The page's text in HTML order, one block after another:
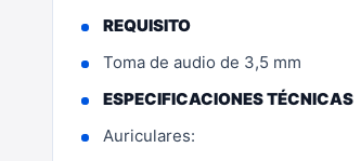
REQUISITO
Toma de audio de 3,5 mm
ESPECIFICACIONES TÉCNICAS
Auriculares: